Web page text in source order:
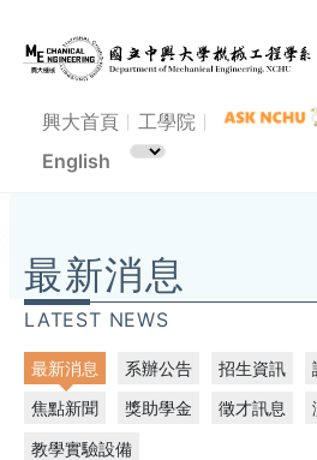
興大首頁 工學院
English
114學年度興人師獎-機械系得獎
最新消息
LATEST NEWS
最新消息 系辦公告 招生資訊
焦點新聞
獎助學金 徵才訊息
教學實驗設備